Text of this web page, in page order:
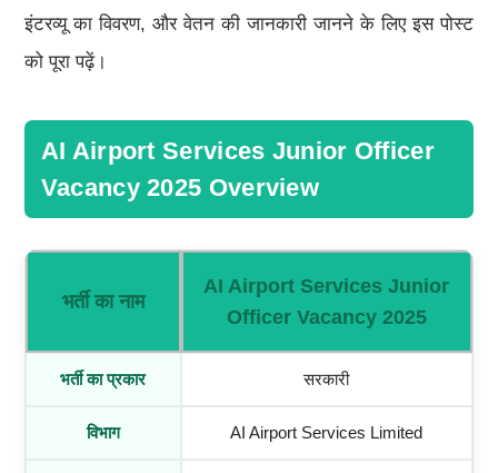
इंटरव्यू का विवरण, और वेतन की जानकारी जानने के लिए इस पोस्ट
को पूरा पढ़ें।
AI Airport Services Junior Officer
Vacancy 2025 Overview
भर्ती का नाम
AI Airport Services Junior
Officer Vacancy 2025
भर्ती का प्रकार सरकारी
विभाग AI Airport Services Limited